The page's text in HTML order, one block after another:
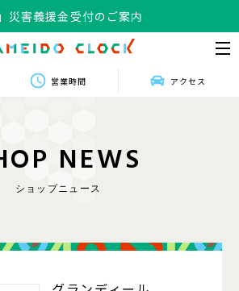
災害義援金受付のご案内
営業時間 アクセス
OP NEWS
ショップニュース